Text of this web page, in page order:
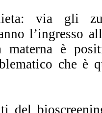
via gli
l’ingresso
materna è
che è
del